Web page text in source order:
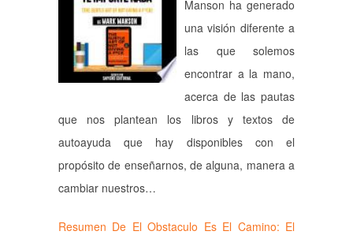
Manson ha generado
una visión diferente a
las que solemos
encontrar a la mano,
acerca de las pautas
que nos plantean los libros y textos de
autoayuda que hay disponibles con el
propósito de enseñarnos, de alguna, manera a
cambiar nuestros…
Resumen De El Obstaculo Es El Camino: El